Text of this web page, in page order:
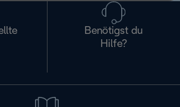
Benötigst du
Hilfe?